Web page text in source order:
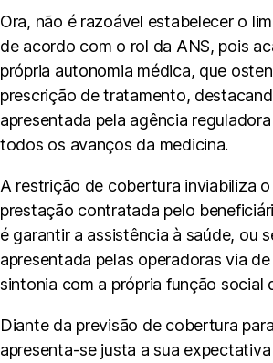
Ora, não é razoável estabelecer o
de acordo com o rol da ANS, pois
própria autonomia médica, que
prescrição de tratamento,
apresentada pela agência
todos os avanços da medicina.
A restrição de cobertura inviabiliza
prestação contratada pelo
é garantir a assistência à saúde, ou
apresentada pelas operadoras via
sintonia com a própria função social
Diante da previsão de cobertura
apresenta-se justa a sua